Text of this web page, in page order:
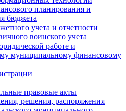
планирования и
бюджета
учета и отчетности
воинского учета
работе и
муниципальному финансовому
правовые акты
решения, распоряжения